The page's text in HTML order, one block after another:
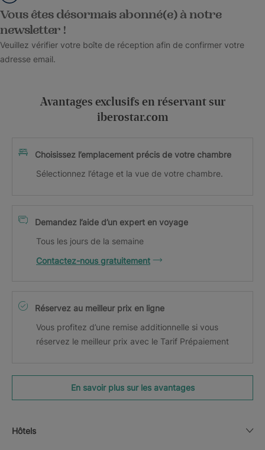
Vous êtes désormais abonné(e) à notre
newsletter !
Veuillez vérifier votre boîte de réception afin de confirmer votre
adresse email.
Avantages exclusifs en réservant sur
iberostar.com
Choisissez l’emplacement précis de votre chambre
Sélectionnez l’étage et la vue de votre chambre.
Demandez l’aide d’un expert en voyage
Tous les jours de la semaine
Contactez-nous gratuitement
Réservez au meilleur prix en ligne
Vous profitez d’une remise additionnelle si vous
réservez le meilleur prix avec le Tarif Prépaiement
En savoir plus sur les avantages
Hôtels